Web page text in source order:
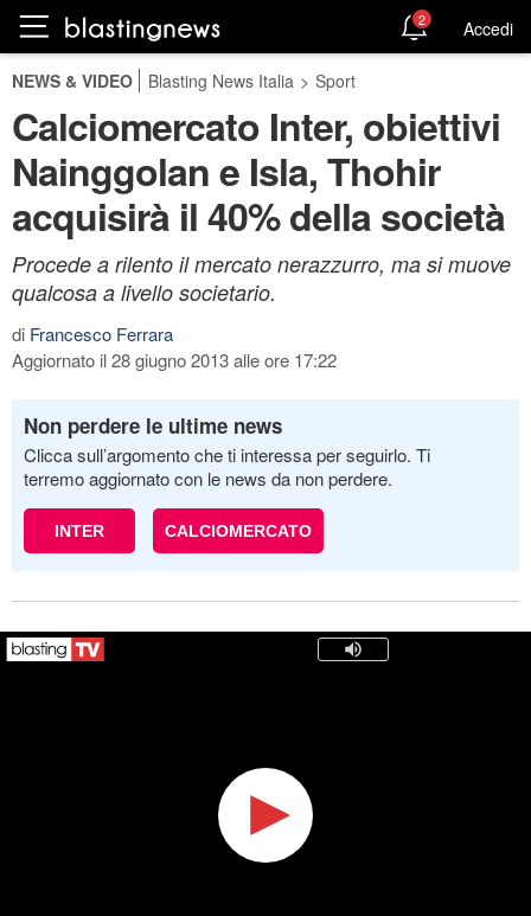
2 Accedi
NEWS & VIDEO Blasting News Italia > Sport
Calciomercato Inter, obiettivi
Nainggolan e Isla, Thohir
acquisirà il 40% della società
Procede a rilento il mercato nerazzurro, ma si muove
qualcosa a livello societario.
di Francesco Ferrara
Aggiornato il 28 giugno 2013 alle ore 17:22
Non perdere le ultime news
Clicca sull’argomento che ti interessa per seguirlo. Ti
terremo aggiornato con le news da non perdere.
INTER CALCIOMERCATO